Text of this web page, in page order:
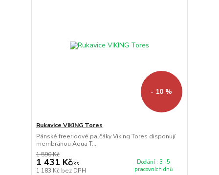
- 10 %
Rukavice VIKING Tores
Pánské freeridové palčáky Viking Tores disponují
membránou Aqua T...
1 590 Kč
1 431 Kč/ks
1 183 Kč bez DPH
Dodání : 3 -5
pracovních dnů